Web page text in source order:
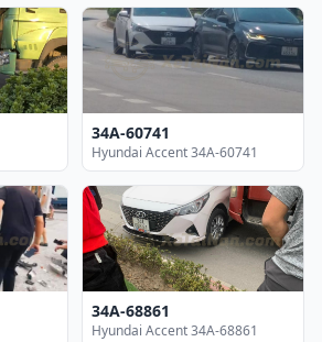
34A-60741
Hyundai Accent 34A-60741
34A-68861
Hyundai Accent 34A-68861